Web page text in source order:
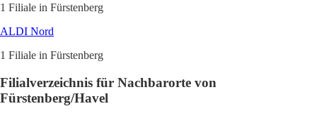
1 Filiale in Fürstenberg
ALDI Nord
1 Filiale in Fürstenberg
Filialverzeichnis für Nachbarorte von
Fürstenberg/Havel